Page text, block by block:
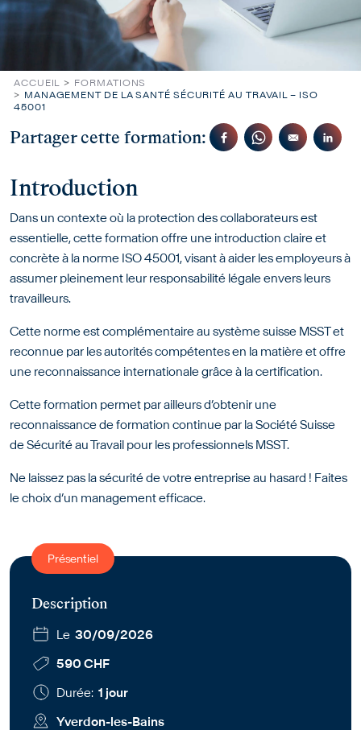
ACCUEIL
FORMATIONS
MANAGEMENT DE LA SANTÉ SÉCURITÉ AU TRAVAIL – ISO
45001
Partager cette formation:
Introduction
Dans un contexte où la protection des collaborateurs est
essentielle, cette formation offre une introduction claire et
concrète à la norme ISO 45001, visant à aider les employeurs à
assumer pleinement leur responsabilité légale envers leurs
travailleurs.
Cette norme est complémentaire au système suisse MSST et
reconnue par les autorités compétentes en la matière et offre
une reconnaissance internationale grâce à la certification.
Cette formation permet par ailleurs d’obtenir une
reconnaissance de formation continue par la Société Suisse
de Sécurité au Travail pour les professionnels MSST.
Ne laissez pas la sécurité de votre entreprise au hasard ! Faites
le choix d’un management efficace.
Présentiel
Description
Le 30/09/2026
590 CHF
Durée: 1 jour
Yverdon-les-Bains